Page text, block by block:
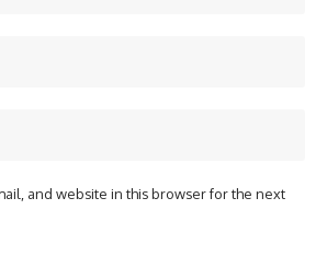
and website in this browser for the next